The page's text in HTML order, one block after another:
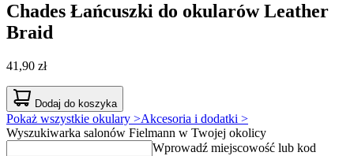
Chades Łańcuszki do okularów Leather
Braid
41,90 zł
Dodaj do koszyka
Pokaż wszystkie okulary >Akcesoria i dodatki >
Wyszukiwarka salonów Fielmann w Twojej okolicy
Wprowadź miejscowość lub kod